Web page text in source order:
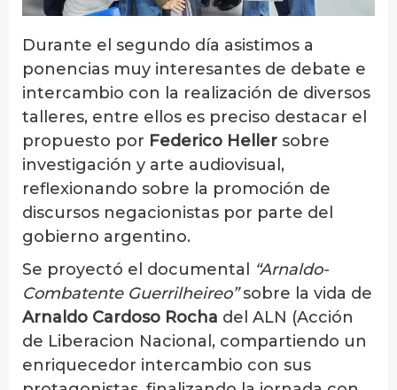
Durante el segundo día asistimos a
ponencias muy interesantes de debate e
intercambio con la realización de diversos
talleres, entre ellos es preciso destacar el
propuesto por Federico Heller sobre
investigación y arte audiovisual,
reflexionando sobre la promoción de
discursos negacionistas por parte del
gobierno argentino.
Se proyectó el documental
“Arnaldo-
Combatente Guerrilheireo”sobre la vida de
Arnaldo Cardoso Rocha del ALN (Acción
de Liberacion Nacional, compartiendo un
enriquecedor intercambio con sus